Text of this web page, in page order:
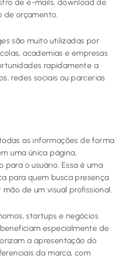
de e-mails, download de
de orçamento.
são muito utilizadas por
academias e empresas
rapidamente a
redes sociais ou parcerias
as informações de forma
uma única página,
o usuário. Essa é uma
para quem busca presença
de um visual profissional.
startups e negócios
especialmente de
a apresentação do
da marca, com